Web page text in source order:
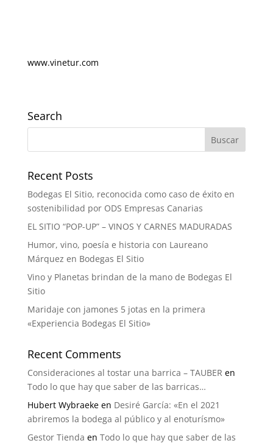
www.vinetur.com
Search
Recent Posts
Bodegas El Sitio, reconocida como caso de éxito en
sostenibilidad por ODS Empresas Canarias
EL SITIO “POP-UP” – VINOS Y CARNES MADURADAS
Humor, vino, poesía e historia con Laureano
Márquez en Bodegas El Sitio
Vino y Planetas brindan de la mano de Bodegas El
Sitio
Maridaje con jamones 5 jotas en la primera
«Experiencia Bodegas El Sitio»
Recent Comments
Consideraciones al tostar una barrica – TAUBER en
Todo lo que hay que saber de las barricas…
Hubert Wybraekeen Desiré García: «En el 2021
abriremos la bodega al público y al enoturísmo»
Gestor Tienda en Todo lo que hay que saber de las